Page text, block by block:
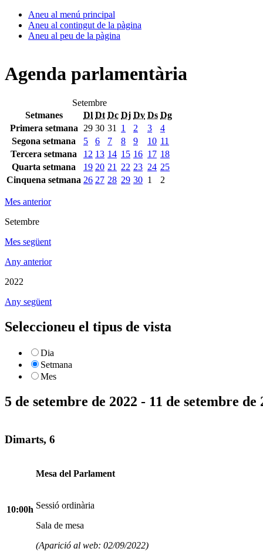
Aneu al menú principal
Aneu al contingut de la pàgina
Aneu al peu de la pàgina
Agenda parlamentària
Setembre
Setmanes
Dl Dt Dc Dj Dv Ds Dg
Primera setmana
29 30 31 1 2 3
4
Segona setmana
5 6 7 8 9 10 11
Tercera setmana
12 13 14 15 16 17 18
Quarta setmana
19 20 21 22 23 24 25
Cinquena setmana 26 27 28 29 30 1 2
Mes anterior
Setembre
Mes següent
Any anterior
2022
Any següent
Seleccioneu el tipus de vista
Dia
Setmana
Mes
5 de setembre de 2022 - 11 de setembre de
Dimarts, 6
10:00h
Mesa del Parlament
Sessió ordinària
Sala de mesa
(Aparició al web: 02/09/2022)